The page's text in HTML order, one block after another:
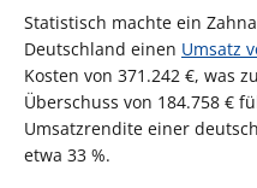
Statistisch machte ein
Deutschland einen Umsatz
Kosten von 371.242 €, was
Überschuss von 184.758 €
Umsatzrendite einer
etwa 33 %.